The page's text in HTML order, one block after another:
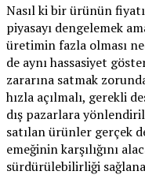
Nasıl ki bir ürünün
piyasayı dengelemek
üretimin fazla olması
de aynı hassasiyet
zararına satmak
hızla açılmalı, gerekli
dış pazarlara
satılan ürünler gerçek
emeğinin karşılığını
sürdürülebilirliği